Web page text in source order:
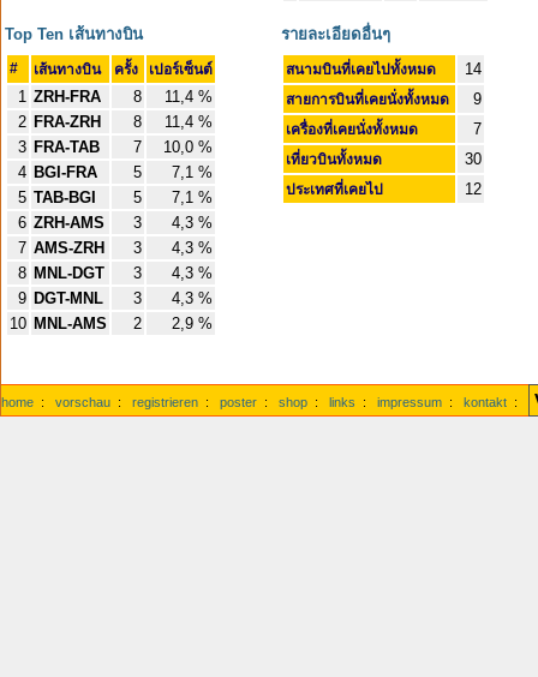
Top Ten เส้นทางบิน
# เส้นทางบิน ครั้ง เปอร์เซ็นต์
1 ZRH-FRA 8
11,4 %
2 FRA-ZRH 8
11,4 %
3 FRA-TAB 7
10,0 %
4 BGI-FRA 5
7,1 %
5 TAB-BGI 5
7,1 %
6 ZRH-AMS 3
4,3 %
7 AMS-ZRH 3
4,3 %
8 MNL-DGT 3
4,3 %
9 DGT-MNL 3
4,3 %
10 MNL-AMS 2 2,9 %
รายละเอียดอื่นๆ
สนามบินที่เคยไปทั้งหมด 14
สายการบินที่เคยนั่งทั้งหมด 9
เครื่องที่เคยนั่งทั้งหมด 7
เที่ยวบินทั้งหมด 30
ประเทศที่เคยไป 12
home : vorschau : registrieren : poster : shop : links : impressum : kontakt :